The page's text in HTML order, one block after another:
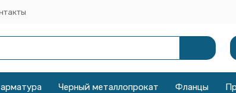
Черный металлопрокат Фланцы